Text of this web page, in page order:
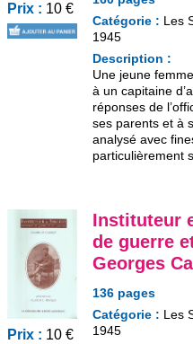
Prix : 10 €
Catégorie : Les
1945
Description :
Une jeune
à un capitaine
réponses de
ses parents et à
analysé avec
particulièrement
Prix : 10 €
Instituteur
de guerre
Georges
136 pages
Catégorie : Les
1945